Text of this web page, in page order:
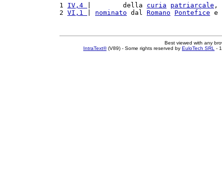
1 IV,4 |        della curia patriarcale ,
2 VI,1 nominato dal Romano Pontefice e
Best viewed with any
IntraText®(V89) - Some rights reserved by EuloTech SRL -